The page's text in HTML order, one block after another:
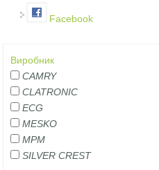
Facebook
Виробник
CAMRY
CLATRONIC
ECG
MESKO
MPM
SILVER CREST